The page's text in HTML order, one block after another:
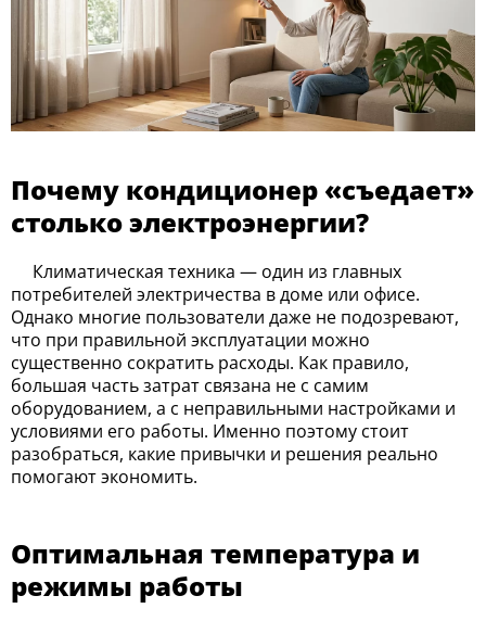
Почему кондиционер «съедает»
столько электроэнергии?
Климатическая техника — один из главных
потребителей электричества в доме или офисе.
Однако многие пользователи даже не подозревают,
что при правильной эксплуатации можно
существенно сократить расходы. Как правило,
большая часть затрат связана не с самим
оборудованием, а с неправильными настройками и
условиями его работы. Именно поэтому стоит
разобраться, какие привычки и решения реально
помогают экономить.
Оптимальная температура и
режимы работы